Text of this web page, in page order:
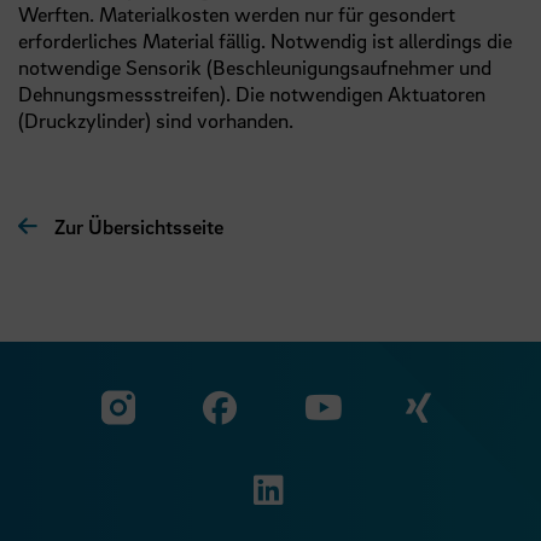
Werften. Materialkosten werden nur für gesondert
erforderliches Material fällig. Notwendig ist allerdings die
notwendige Sensorik (Beschleunigungsaufnehmer und
Dehnungsmessstreifen). Die notwendigen Aktuatoren
(Druckzylinder) sind vorhanden.
Zur Übersichtsseite
Zu unserer Facebook
Zu
Zu unserer